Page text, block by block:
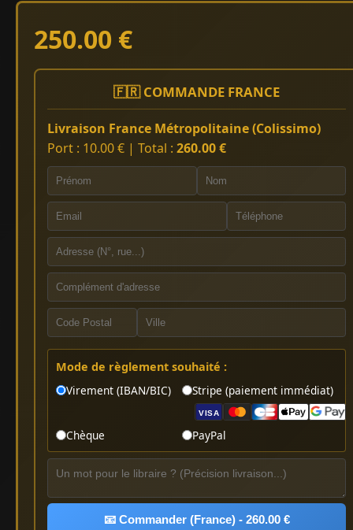
250.00 €
🇫🇷 COMMANDE FRANCE
Livraison France Métropolitaine (Colissimo)
Port : 10.00 € | Total : 260.00 €
Mode de règlement souhaité :
Virement (IBAN/BIC)
Stripe (paiement immédiat)
VISA
Chèque PayPal
📧 Commander (France) - 260.00 €